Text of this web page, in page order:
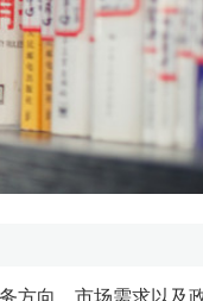
方向、市场需求以及